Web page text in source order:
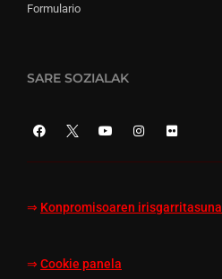
Formulario
SARE SOZIALAK
⇒ Konpromisoaren irisgarritasuna
⇒ Cookie panela